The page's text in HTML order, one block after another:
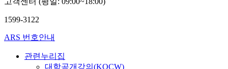
1599-3122
ARS 번호안내
관련누리집
대학공개강의(KOCW)